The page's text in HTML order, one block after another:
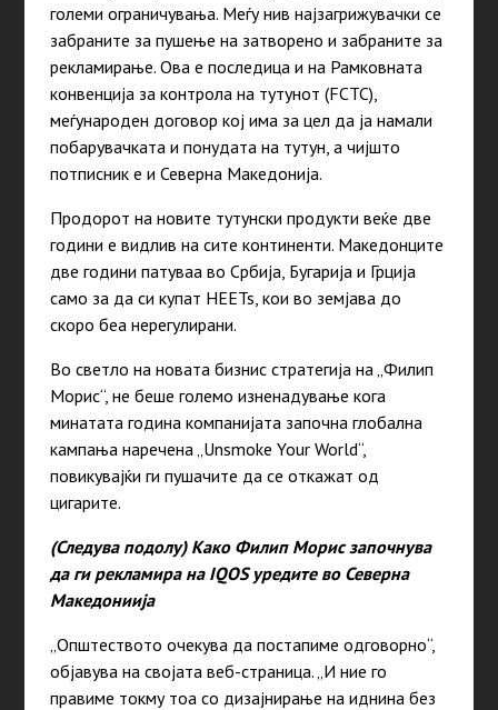
големи ограничувања. Меѓу нив најзагрижувачки се
забраните за пушење на затворено и забраните за
рекламирање. Ова е последица и на Рамковната
конвенција за контрола на тутунот (FCTC),
меѓународен договор кој има за цел да ја намали
побарувачката и понудата на тутун, а чијшто
потписник е и Северна Македонија.
Продорот на новите тутунски продукти веќе две
години е видлив на сите континенти. Македонците
две години патуваа во Србија, Бугарија и Грција
само за да си купат HEETs, кои во земјава до
скоро беа нерегулирани.
Во светло на новата бизнис стратегија на „Филип
Морис“, не беше големо изненадување кога
минатата година компанијата започна глобална
кампања наречена „Unsmoke Your World“,
повикувајќи ги пушачите да се откажат од
цигарите.
(Следува подолу) Како Филип Морис започнува
да ги рекламира на IQOS уредите во Северна
Македониија
„Општеството очекува да постапиме одговорно“,
објавува на својата веб-страница. „И ние го
правиме токму тоа со дизајнирање на иднина без